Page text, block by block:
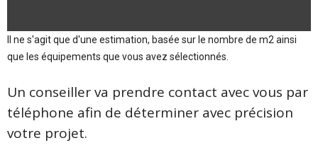
Il ne s'agit que d'une estimation, basée sur le nombre de m2 ainsi
que les équipements que vous avez sélectionnés.
Un conseiller va prendre contact avec vous par
téléphone afin de déterminer avec précision
votre projet.